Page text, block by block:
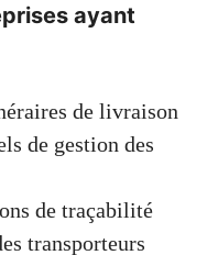
ayant
de livraison
de gestion des
de traçabilité
transporteurs